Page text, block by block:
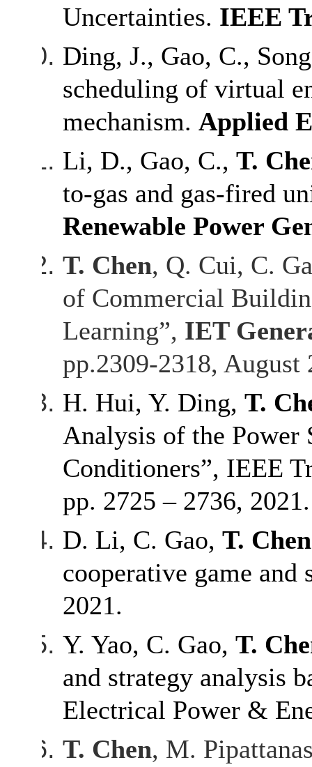
Uncertainties. IEEE
Ding, J., Gao, C.,
scheduling of virtual
mechanism. Applied
Li, D., Gao, C., T.
to‐gas and gas‐fired
Renewable Power
T. Chen, Q. Cui, C.
of Commercial
Learning”, IET
pp.2309-2318, August
H. Hui, Y. Ding, T.
Analysis of the
Conditioners”, IEEE
pp. 2725 – 2736, 2021.
D. Li, C. Gao, T. Chen
cooperative game
2021.
Y. Yao, C. Gao, T.
and strategy analysis
Electrical Power &
T. Chen, M.